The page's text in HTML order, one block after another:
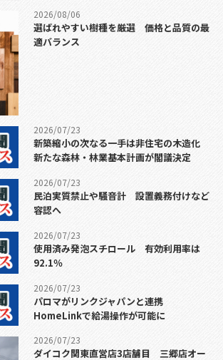
2026/08/06
選ばれやすい樹種を厳選 価格と品質の最
適バランス
2026/07/23
新築縮小の次なる一手は非住宅の木造化
新たな森林・林業基本計画が閣議決定
2026/07/23
民泊実質禁止や騒音計 設置義務付けなど
容認へ
2026/07/23
使用済み発泡スチロール 有効利用率は
92.1％
2026/07/23
パロマがリンクジャパンと連携
HomeLinkで給湯操作が可能に
2026/07/23
ダイコク関東直営店3店舗目 三郷店オー